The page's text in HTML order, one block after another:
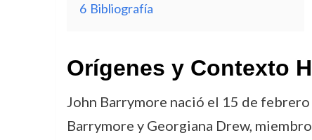
6 Bibliografía
Orígenes y Contexto
John Barrymore nació el 15 de
Barrymore y Georgiana Drew,